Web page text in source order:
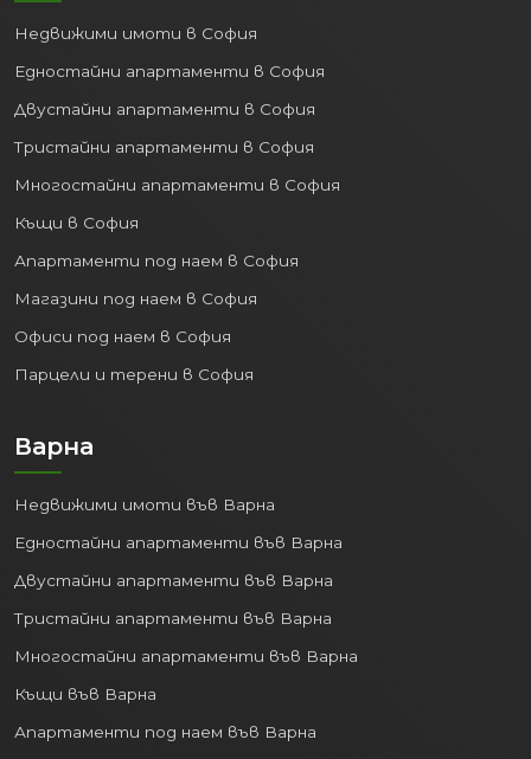
до други големи градове и курорти
в страната.
2. Процъфтяваща
икономика и пазар на труда:
Варна е важен икономически двигател
за Североизточна България. Силно
Туризъм: Дългите плажни ивици,
Св. Св. Константин и Елена) и
богатият културен живот
утвърждава като водещ център за
изнесени бизнес услуги.
Транспорт и Логистика:
Благодарение на пристанището и
Образование:Няколко
университета и колежи привличат
студенти от цялата страна и
Недвижими имоти в София
Едностайни апартаменти в София
Двустайни апартаменти в София
Тристайни апартаменти в София
Многостайни апартаменти в София
Къщи в София
Апартаменти под наем в София
Магазини под наем в София
Офиси под наем в София
Парцели и терени в София
Варна
Недвижими имоти във Варна
Едностайни апартаменти във Варна
Двустайни апартаменти във Варна
Тристайни апартаменти във Варна
Многостайни апартаменти във Варна
Къщи във Варна
Апартаменти под наем във Варна